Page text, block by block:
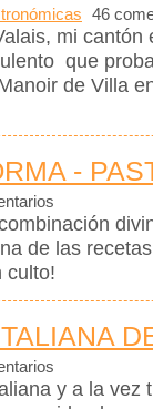
46
mi
que
de Villa
-
de las
culto!
y a la vez